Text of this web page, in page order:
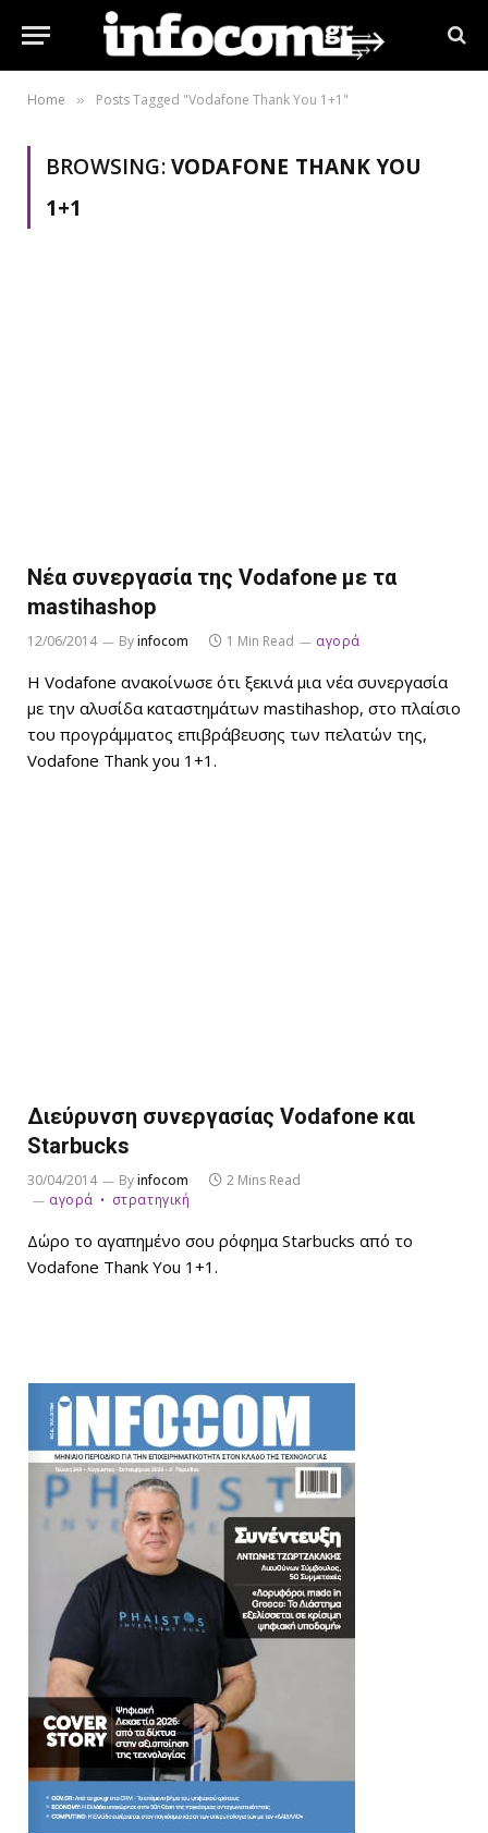
Home » Posts Tagged "Vodafone Thank You 1+1"
BROWSING:VODAFONE THANK YOU
1+1
Νέα συνεργασία της Vodafone με τα
mastihashop
12/06/2014 Byinfocom 1 Min Read αγορά
H Vodafone ανακοίνωσε ότι ξεκινά μια νέα συνεργασία
με την αλυσίδα καταστημάτων mastihashop, στο πλαίσιο
του προγράμματος επιβράβευσης των πελατών της,
Vodafone Thank you 1+1.
Διεύρυνση συνεργασίας Vodafone και
Starbucks
30/04/2014 Byinfocom
2 Mins Read
αγορά
στρατηγική
Δώρο το αγαπημένο σου ρόφημα Starbucks από το
Vodafone Thank You 1+1.